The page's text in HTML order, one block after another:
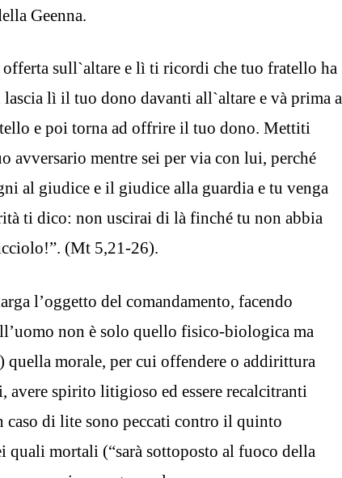
Geenna.
offerta sull`altare e lì ti ricordi che tuo fratello ha
lascia lì il tuo dono davanti all`altare e và prima a
e poi torna ad offrire il tuo dono. Mettiti
avversario mentre sei per via con lui, perché
al giudice e il giudice alla guardia e tu venga
ti dico: non uscirai di là finché tu non abbia
(Mt 5,21-26).
l’oggetto del comandamento, facendo
non è solo quello fisico-biologica ma
quella morale, per cui offendere o addirittura
avere spirito litigioso ed essere recalcitranti
di lite sono peccati contro il quinto
quali mortali (“sarà sottoposto al fuoco della